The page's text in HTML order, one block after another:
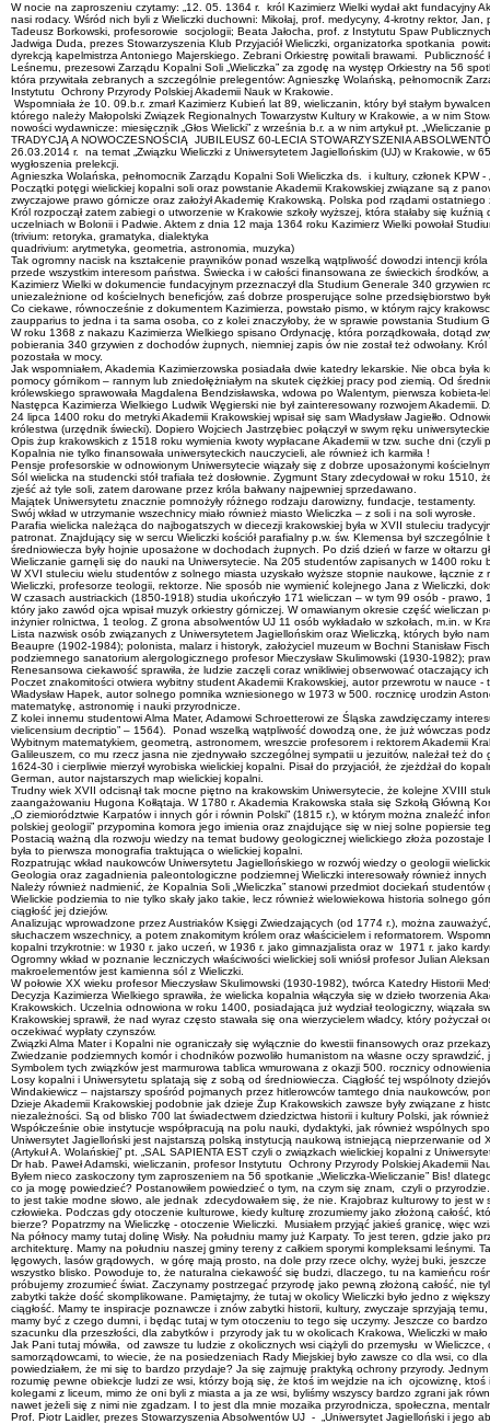
W nocie na zaproszeniu czytamy: „12. 05. 1364 r. król Kazimierz Wielki wydał akt fundacyjny
nasi rodacy. Wśród nich byli z Wieliczki duchowni: Mikołaj, prof. medycyny, 4-krotny rektor,
Tadeusz Borkowski, profesorowie socjologii; Beata Jałocha, prof. z Instytutu Spaw
Jadwiga Duda, prezes Stowarzyszenia Klub Przyjaciół Wieliczki, organizatorka spotkania
dyrekcją kapelmistrza Antoniego Majerskiego. Zebrani Orkiestrę powitali brawami.
Leśnemu, prezesowi Zarządu Kopalni Soli „Wieliczka” za zgodę na występ Orkiestry na 56
która przywitała zebranych a szczególnie prelegentów: Agnieszkę Wolańską, pełnomocnik
Instytutu Ochrony Przyrody Polskiej Akademii Nauk w Krakowie.
Wspomniała że 10. 09.b.r. zmarł Kazimierz Kubień lat 89, wieliczanin, który był stałym
którego należy Małopolski Związek Regionalnych Towarzystw Kultury w Krakowie, a w nim
nowości wydawnicze: miesięcznik „Głos Wielicki” z września b.r. a w nim artykuł pt.
TRADYCJĄ A NOWOCZESNOŚCIĄ JUBILEUSZ 60-LECIA STOWARZYSZENIA
26.03.2014 r. na temat „Związku Wieliczki z Uniwersytetem Jagiellońskim (UJ) w Krakowie, w
wygłoszenia prelekcji.
Agnieszka Wolańska, pełnomocnik Zarządu Kopalni Soli Wieliczka ds. i kultury, członek KPW
Początki potęgi wielickiej kopalni soli oraz powstanie Akademii Krakowskiej związane są z
zwyczajowe prawo górnicze oraz założył Akademię Krakowską. Polska pod rządami
Król rozpoczął zatem zabiegi o utworzenie w Krakowie szkoły wyższej, która stałaby się
uczelniach w Bolonii i Padwie. Aktem z dnia 12 maja 1364 roku Kazimierz Wielki powołał
(trivium: retoryka, gramatyka, dialektyka
quadrivium: arytmetyka, geometria, astronomia, muzyka)
Tak ogromny nacisk na kształcenie prawników ponad wszelką wątpliwość dowodzi intencji
przede wszystkim interesom państwa. Świecka i w całości finansowana ze świeckich środków,
Kazimierz Wielki w dokumencie fundacyjnym przeznaczył dla Studium Generale 340
uniezależnione od kościelnych beneficjów, zaś dobrze prosperujące solne przedsiębiorstwo
Co ciekawe, równocześnie z dokumentem Kazimierza, powstało pismo, w którym rajcy
zaupparius to jedna i ta sama osoba, co z kolei znaczyłoby, że w sprawie powstania Studium
W roku 1368 z nakazu Kazimierza Wielkiego spisano Ordynację, która porządkowała, dotąd
pobierania 340 grzywien z dochodów żupnych, niemniej zapis ów nie został też odwołany.
pozostała w mocy.
Jak wspomniałem, Akademia Kazimierzowska posiadała dwie katedry lekarskie. Nie obca
pomocy górnikom – rannym lub zniedołężniałym na skutek ciężkiej pracy pod ziemią. Od
królewskiego sprawowała Magdalena Bendzisławska, wdowa po Walentym, pierwsza kobieta-
Następca Kazimierza Wielkiego Ludwik Węgierski nie był zainteresowany rozwojem
24 lipca 1400 roku do metryki Akademii Krakowskiej wpisał się sam Władysław Jagiełło.
królestwa (urzędnik świecki). Dopiero Wojciech Jastrzębiec połączył w swym ręku
Opis żup krakowskich z 1518 roku wymienia kwoty wypłacane Akademii w tzw. suche dni
Kopalnia nie tylko finansowała uniwersyteckich nauczycieli, ale również ich karmiła !
Pensje profesorskie w odnowionym Uniwersytecie wiązały się z dobrze uposażonymi
Sól wielicka na studencki stół trafiała też dosłownie. Zygmunt Stary zdecydował w roku
zjeść aż tyle soli, zatem darowane przez króla bałwany najpewniej sprzedawano.
Majątek Uniwersytetu znacznie pomnożyły różnego rodzaju darowizny, fundacje, testamenty.
Swój wkład w utrzymanie wszechnicy miało również miasto Wieliczka – z soli i na soli wyrosłe.
Parafia wielicka należąca do najbogatszych w diecezji krakowskiej była w XVII stuleciu
patronat. Znajdujący się w sercu Wieliczki kościół parafialny p.w. św. Klemensa był
średniowiecza były hojnie uposażone w dochodach żupnych. Po dziś dzień w farze w ołtarzu
Wieliczanie garnęli się do nauki na Uniwersytecie. Na 205 studentów zapisanych w 1400 roku
W XVI stuleciu wielu studentów z solnego miasta uzyskało wyższe stopnie naukowe, łącznie
Wieliczki, profesorze teologii, rektorze. Nie sposób nie wymienić kolejnego Jana z Wieliczki,
W czasach austriackich (1850-1918) studia ukończyło 171 wieliczan – w tym 99 osób -
który jako zawód ojca wpisał muzyk orkiestry górniczej. W omawianym okresie część
inżynier rolnictwa, 1 teolog. Z grona absolwentów UJ 11 osób wykładało w szkołach, m.in. w
Lista nazwisk osób związanych z Uniwersytetem Jagiellońskim oraz Wieliczką, których było
Beaupre (1902-1984); polonista, malarz i historyk, założyciel muzeum w Bochni Stanisław
podziemnego sanatorium alergologicznego profesor Mieczysław Skulimowski (1930-1982);
Renesansowa ciekawość sprawiła, że ludzie zaczęli coraz wnikliwiej obserwować otaczający
Poczet znakomitości otwiera wybitny student Akademii Krakowskiej, autor przewrotu w nauce -
Władysław Hapek, autor solnego pomnika wzniesionego w 1973 w 500. rocznicę urodzin
matematykę, astronomię i nauki przyrodnicze.
Z kolei innemu studentowi Alma Mater, Adamowi Schroetterowi ze Śląska zawdzięczamy
vielicensium decriptio” – 1564). Ponad wszelką wątpliwość dowodzą one, że już wówczas
Wybitnym matematykiem, geometrą, astronomem, wreszcie profesorem i rektorem Akademii
Galileuszem, co mu rzecz jasna nie zjednywało szczególnej sympatii u jezuitów, należał też
1624-30 i cierpliwie mierzył wyrobiska wielickiej kopalni. Pisał do przyjaciół, że zjeżdżał do
German, autor najstarszych map wielickiej kopalni.
Trudny wiek XVII odcisnął tak mocne piętno na krakowskim Uniwersytecie, że kolejne XVIII
zaangażowaniu Hugona Kołłątaja. W 1780 r. Akademia Krakowska stała się Szkołą Główną
„O ziemiorództwie Karpatów i innych gór i równin Polski” (1815 r.), w którym można znaleźć
polskiej geologii” przypomina komora jego imienia oraz znajdujące się w niej solne popiersie
Postacią ważną dla rozwoju wiedzy na temat budowy geologicznej wielickiego złoża
była to pierwsza monografia traktująca o wielickiej kopalni.
Rozpatrując wkład naukowców Uniwersytetu Jagiellońskiego w rozwój wiedzy o geologii
Geologia oraz zagadnienia paleontologiczne podziemnej Wieliczki interesowały również
Należy również nadmienić, że Kopalnia Soli „Wieliczka” stanowi przedmiot dociekań
Wielickie podziemia to nie tylko skały jako takie, lecz również wielowiekowa historia solnego
ciągłość jej dziejów.
Analizując wprowadzone przez Austriaków Księgi Zwiedzających (od 1774 r.), można
słuchaczem wszechnicy, a potem znakomitym królem oraz właścicielem i reformatorem.
kopalni trzykrotnie: w 1930 r. jako uczeń, w 1936 r. jako gimnazjalista oraz w 1971 r. jako
Ogromny wkład w poznanie leczniczych właściwości wielickiej soli wniósł profesor Julian
makroelementów jest kamienna sól z Wieliczki.
W połowie XX wieku profesor Mieczysław Skulimowski (1930-1982), twórca Katedry Historii
Decyzja Kazimierza Wielkiego sprawiła, że wielicka kopalnia włączyła się w dzieło
Krakowskich. Uczelnia odnowiona w roku 1400, posiadająca już wydział teologiczny, wiązała
Krakowskiej sprawił, że nad wyraz często stawała się ona wierzycielem władcy, który
oczekiwać wypłaty czynszów.
Związki Alma Mater i Kopalni nie ograniczały się wyłącznie do kwestii finansowych oraz
Zwiedzanie podziemnych komór i chodników pozwoliło humanistom na własne oczy
Symbolem tych związków jest marmurowa tablica wmurowana z okazji 500. rocznicy
Losy kopalni i Uniwersytetu splatają się z sobą od średniowiecza. Ciągłość tej wspólnoty
Windakiewicz – najstarszy spośród pojmanych przez hitlerowców tamtego dnia naukowców,
Dzieje Akademii Krakowskiej podobnie jak dzieje Żup Krakowskich zawsze były związane z
niezależności. Są od blisko 700 lat świadectwem dziedzictwa historii i kultury Polski, jak również
Współcześnie obie instytucje współpracują na polu nauki, dydaktyki, jak również wspólnych
Uniwersytet Jagielloński jest najstarszą polską instytucją naukową istniejącą nieprzerwanie
(Artykuł A. Wolańskiej” pt. „SAL SAPIENTA EST czyli o związkach wielickiej kopalni z
Dr hab. Paweł Adamski, wieliczanin, profesor Instytutu Ochrony Przyrody Polskiej Akademii
Byłem nieco zaskoczony tym zaproszeniem na 56 spotkanie „Wieliczka-Wieliczanie” Bis!
co ja mogę powiedzieć? Postanowiłem powiedzieć o tym, na czym się znam, czyli o
to jest takie modne słowo, ale jednak zdecydowałem się, że nie. Krajobraz kulturowy to jest
człowieka. Podczas gdy otoczenie kulturowe, kiedy kulturę zrozumiemy jako złożoną
bierze? Popatrzmy na Wieliczkę - otoczenie Wieliczki. Musiałem przyjąć jakieś granicę, więc
Na północy mamy tutaj dolinę Wisły. Na południu mamy już Karpaty. To jest teren, gdzie
architekturę. Mamy na południu naszej gminy tereny z całkiem sporymi kompleksami
lęgowych, lasów grądowych, w górę mają prosto, na dole przy rzece olchy, wyżej buki,
wszystko blisko. Powoduje to, że naturalna ciekawość się budzi, dlaczego, tu na kamieńcu
próbujemy zrozumieć świat. Zaczynamy postrzegać przyrodę jako pewną złożoną całość,
zabytki także dość skomplikowane. Pamiętajmy, że tutaj w okolicy Wieliczki było jedno z
ciągłość. Mamy te inspiracje poznawcze i znów zabytki historii, kultury, zwyczaje sprzyjają
mamy być z czego dumni, i będąc tutaj w tym otoczeniu to tego się uczymy. Jeszcze co
szacunku dla przeszłości, dla zabytków i przyrody jak tu w okolicach Krakowa, Wieliczki w
Jak Pani tutaj mówiła, od zawsze tu ludzie z okolicznych wsi ciążyli do przemysłu w
samorządowcami, to wiecie, że na posiedzeniach Rady Miejskiej było zawsze co dla wsi, co
powiedziałem, że mi się to bardzo przydaje? Ja się zajmuję praktyką ochrony przyrody.
rozumię pewne obiekcje ludzi ze wsi, którzy boją się, że ktoś im wejdzie na ich ojcowiznę,
kolegami z liceum, mimo że oni byli z miasta a ja ze wsi, byliśmy wszyscy bardzo zgrani jak
nawet jeżeli się z nimi nie zgadzam. I to jest dla mnie mozaika przyrodnicza, społeczna,
Prof. Piotr Laidler, prezes Stowarzyszenia Absolwentów UJ - „Uniwersytet Jagielloński i jego